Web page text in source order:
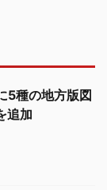
5種の地方版図
追加